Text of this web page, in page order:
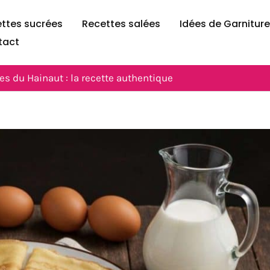
sucrées Recettes salées Idées de
du Hainaut : la recette authentique